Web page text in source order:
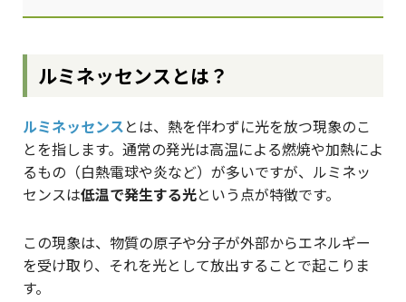
ルミネッセンスとは？
ルミネッセンスとは、熱を伴わずに光を放つ現象のこ
とを指します。通常の発光は高温による燃焼や加熱によ
るもの（白熱電球や炎など）が多いですが、ルミネッ
センスは低温で発生する光という点が特徴です。
この現象は、物質の原子や分子が外部からエネルギー
を受け取り、それを光として放出することで起こりま
す。